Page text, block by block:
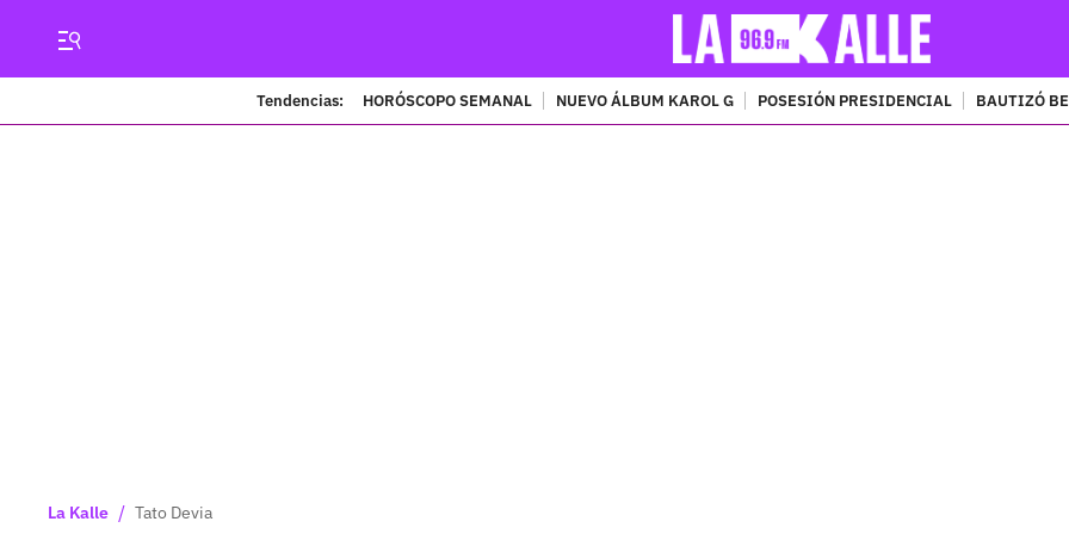
Tendencias: HORÓSCOPO SEMANAL NUEVO ÁLBUM KAROL G POSESIÓN PRESIDENCIAL BAUTIZÓ
La Kalle / Tato Devia